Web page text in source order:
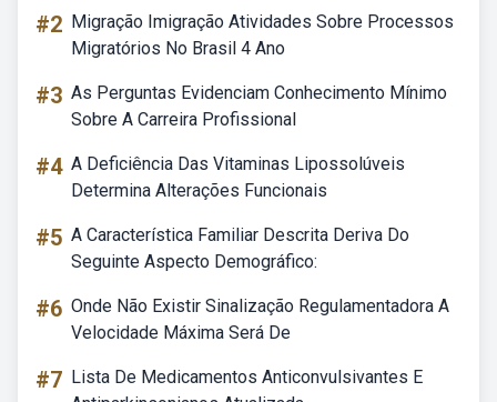
#2 Migração Imigração Atividades Sobre Processos
Migratórios No Brasil 4 Ano
#3 As Perguntas Evidenciam Conhecimento Mínimo
Sobre A Carreira Profissional
#4 A Deficiência Das Vitaminas Lipossolúveis
Determina Alterações Funcionais
#5 A Característica Familiar Descrita Deriva Do
Seguinte Aspecto Demográfico:
#6 Onde Não Existir Sinalização Regulamentadora A
Velocidade Máxima Será De
#7 Lista De Medicamentos Anticonvulsivantes E